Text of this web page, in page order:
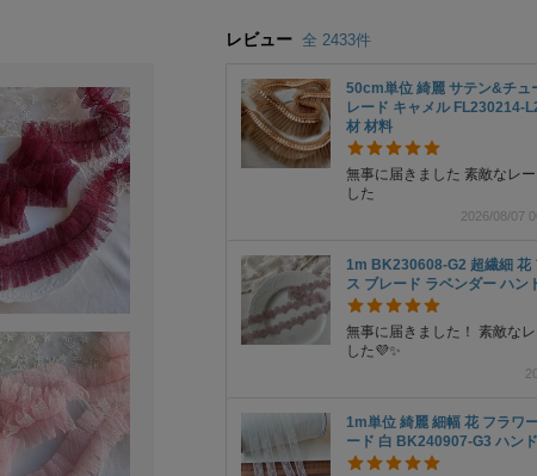
レビュー 全 2433件
50cm単位 綺麗 サテン&チュ
レード キャメル FL230214-
材 材料
無事に届きました 素敵なレ
した
2026/08/07
1m BK230608-G2 超繊細 花
ス ブレード ラベンダー ハン
無事に届きました！ 素敵な
した💜✨
1m単位 綺麗 細幅 花 フラワ
ード 白 BK240907-G3 ハン